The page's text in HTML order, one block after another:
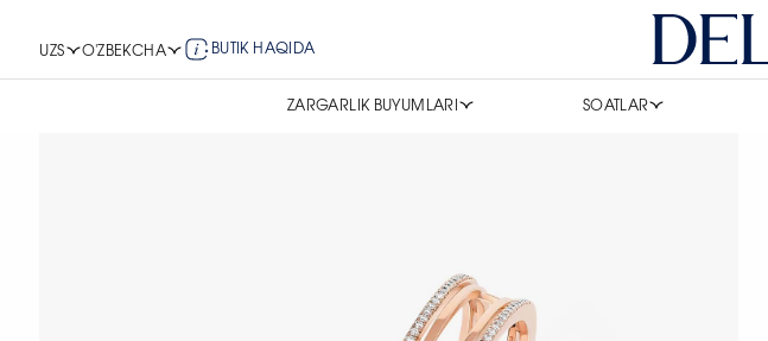
UZS O'ZBEKCHA BUTIK HAQIDA
ZARGARLIK BUYUMLARI SOATLAR